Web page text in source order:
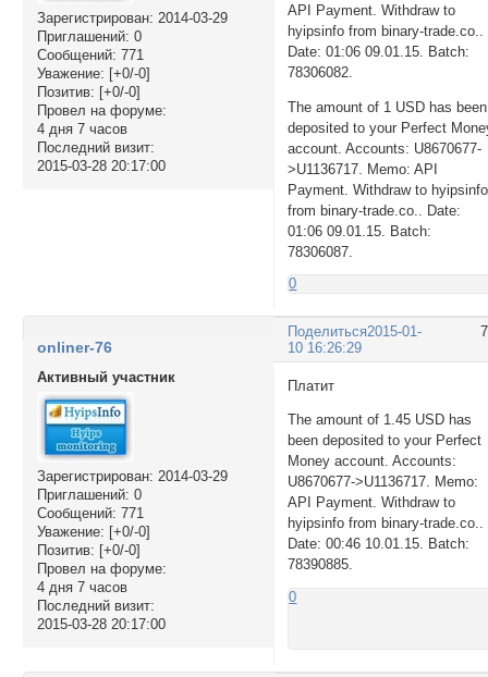
Зарегистрирован: 2014-03-29
Приглашений: 0
Сообщений: 771
Уважение: [+0/-0]
Позитив: [+0/-0]
Провел на форуме:
4 дня 7 часов
Последний визит:
2015-03-28 20:17:00
API Payment. Withdraw to
hyipsinfo from binary-trade.co..
Date: 01:06 09.01.15. Batch:
78306082.
The amount of 1 USD has been
deposited to your Perfect
account. Accounts: U8670677-
>U1136717. Memo: API
Payment. Withdraw to hyipsinfo
from binary-trade.co.. Date:
01:06 09.01.15. Batch:
78306087.
0
Поделиться2015-01-
10 16:26:29
onliner-76
Активный участник
Зарегистрирован: 2014-03-29
Приглашений: 0
Сообщений: 771
Уважение: [+0/-0]
Позитив: [+0/-0]
Провел на форуме:
4 дня 7 часов
Последний визит:
2015-03-28 20:17:00
Платит
The amount of 1.45 USD has
been deposited to your Perfect
Money account. Accounts:
U8670677->U1136717. Memo:
API Payment. Withdraw to
hyipsinfo from binary-trade.co..
Date: 00:46 10.01.15. Batch:
78390885.
0